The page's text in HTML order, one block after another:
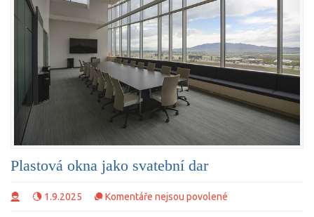
Plastová okna jako svatební dar
1.9.2025 Komentáře nejsou povolené